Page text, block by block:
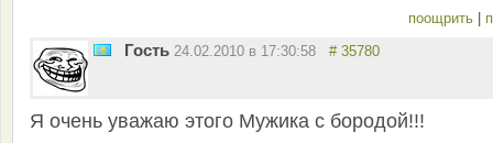
поощрить
Гость 24.02.2010 в 17:30:58 # 35780
Я очень уважаю этого Мужика с бородой!!!